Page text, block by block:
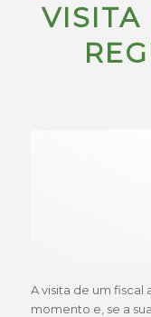
VISITA
A visita de um
momento e, se a